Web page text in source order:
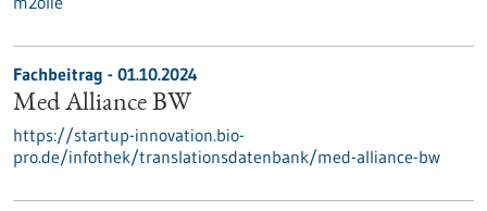
Fachbeitrag - 01.10.2024
Med Alliance BW
https://startup-innovation.bio-
pro.de/infothek/translationsdatenbank/med-alliance-bw